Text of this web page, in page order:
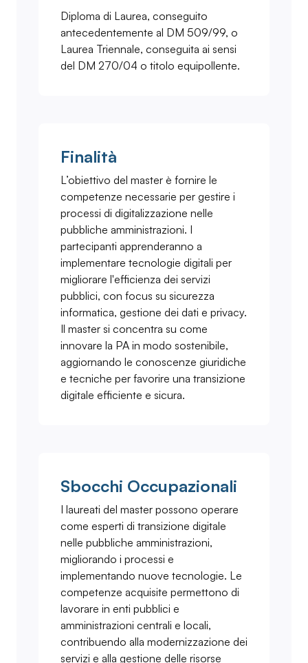
Diploma di Laurea, conseguito
antecedentemente al DM 509/99, o
Laurea Triennale, conseguita ai sensi
del DM 270/04 o titolo equipollente.
Finalità
L’obiettivo del master è fornire le
competenze necessarie per gestire i
processi di digitalizzazione nelle
pubbliche amministrazioni. I
partecipanti apprenderanno a
implementare tecnologie digitali per
migliorare l'efficienza dei servizi
pubblici, con focus su sicurezza
informatica, gestione dei dati e privacy.
Il master si concentra su come
innovare la PA in modo sostenibile,
aggiornando le conoscenze giuridiche
e tecniche per favorire una transizione
digitale efficiente e sicura.
Sbocchi Occupazionali
I laureati del master possono operare
come esperti di transizione digitale
nelle pubbliche amministrazioni,
migliorando i processi e
implementando nuove tecnologie. Le
competenze acquisite permettono di
lavorare in enti pubblici e
amministrazioni centrali e locali,
contribuendo alla modernizzazione dei
servizi e alla gestione delle risorse